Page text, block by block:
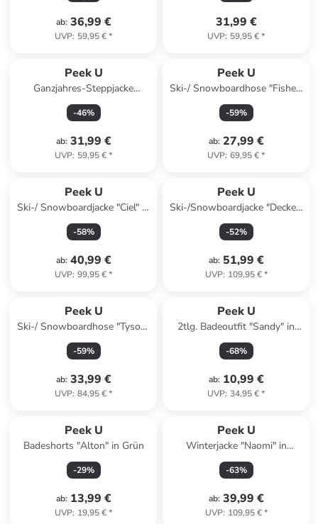
ab: 36,99 €
UVP: 59,95 €*
31,99 €
UVP: 59,95 €*
Peek U
Ganzjahres-Steppjacke
"Oceana" in Dunkelblau/
Hellblau
-46%
ab: 31,99 €
UVP: 59,95 €*
Peek U
Ski-/ Snowboardhose "Fisher"
in Braun
-59%
ab: 27,99 €
UVP: 69,95 €*
Peek U
Ski-/ Snowboardjacke "Ciel" in
Rosa/ Lila
-58%
ab: 40,99 €
UVP: 99,95 €*
Peek U
Ski-/Snowboardjacke "Decker"
in Khaki/ Dunkelblau
-52%
ab: 51,99 €
UVP: 109,95 €*
Peek U
Ski-/ Snowboardhose "Tyson"
in Dunkelblau
-59%
ab: 33,99 €
UVP: 84,95 €*
Peek U
2tlg. Badeoutfit "Sandy" in
Rot/ Bunt
-68%
ab: 10,99 €
UVP: 34,95 €*
Peek U
Badeshorts "Alton" in Grün
-29%
ab: 13,99 €
UVP: 19,95 €*
Peek U
Winterjacke "Naomi" in
Hellblau
-63%
ab: 39,99 €
UVP: 109,95 €*